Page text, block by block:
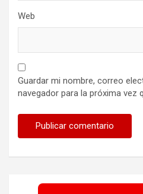
Web
Guardar mi nombre, correo
navegador para la próxima vez